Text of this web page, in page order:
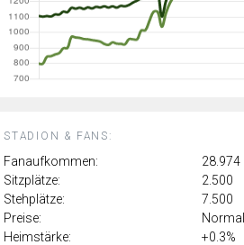
STADION & FANS:
Fanaufkommen:
28.974
Sitzplätze:
2.500
Stehplätze:
7.500
Preise:
Normal
Heimstärke:
+0.3%